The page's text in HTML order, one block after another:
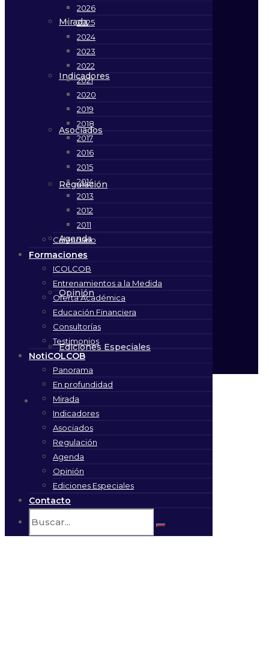
Mirada
Indicadores
Asociados
Regulación
Agenda
Opinión
Ediciones Especiales
Contacto
2026
2025
2024
2023
2022
2021
2020
2019
2018
2017
2016
2015
2014
2013
2012
2011
Calendario
Formaciones
ICOLCOB
Entrenamientos a la Medida
Oferta Académica
Educación Financiera
Consultorías
Testimonios
NotiCOLCOB
Panorama
En profundidad
Mirada
Indicadores
Asociados
Regulación
Agenda
Opinión
Ediciones Especiales
Contacto